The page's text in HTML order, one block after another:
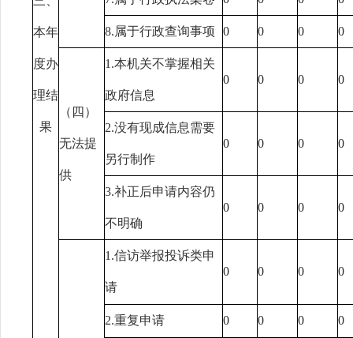
本年
度办
理结
果
8.属于行政查询事项 0 0 0 0
（四）
无法提
供
1.本机关不掌握相关
政府信息
0 0 0 0
2.没有现成信息需要
另行制作
0 0 0 0
3.补正后申请内容仍
不明确
0 0 0 0
1.信访举报投诉类申
请
0 0 0 0
2.重复申请 0 0 0 0